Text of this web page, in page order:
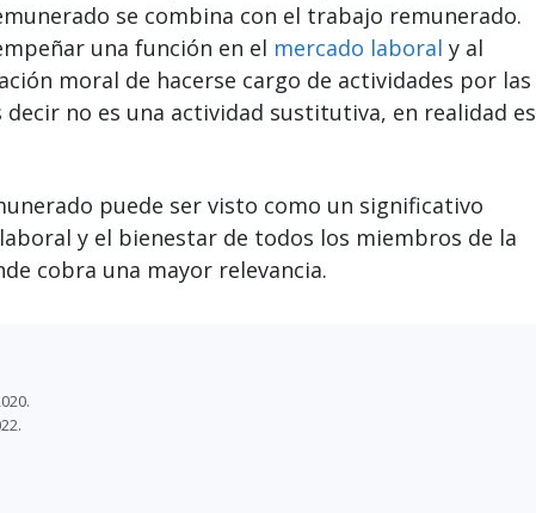
se combina con el trabajo remunerado.
una función en el mercado laboral y al
moral de hacerse cargo de actividades por las
no es una actividad sustitutiva, en realidad es
puede ser visto como un significativo
y el bienestar de todos los miembros de la
cobra una mayor relevancia.